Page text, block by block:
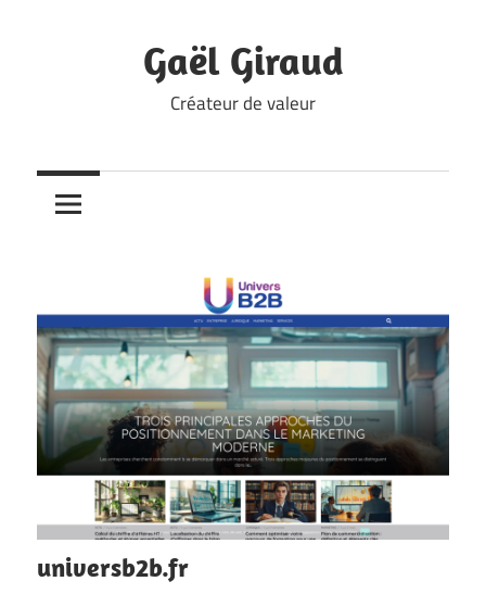
Gaël Giraud
Créateur de valeur
universb2b.fr